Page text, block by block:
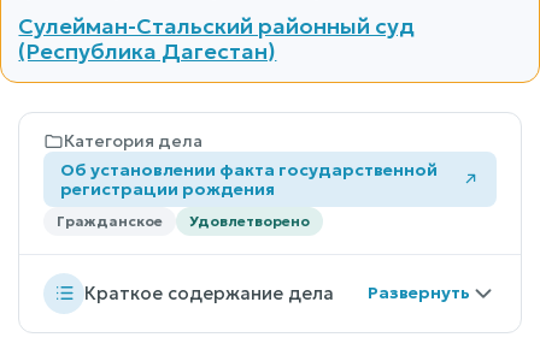
Сулейман-Стальский районный суд
(Республика Дагестан)
Категория дела
Об установлении факта государственной
регистрации рождения
Гражданское Удовлетворено
Краткое содержание дела